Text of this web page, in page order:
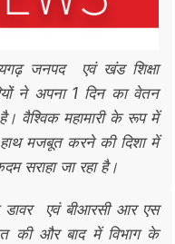
जनपद एवं खंड शिक्षा
ने अपना 1 दिन का वेतन
वैश्विक महामारी के रूप में
मजबूत करने की दिशा में
सराहा जा रहा है।
डावर एवं बीआरसी आर एस
और बाद में विभाग के